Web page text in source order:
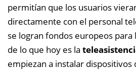
permitían que los usuarios
directamente con el personal
se logran fondos europeos para
de lo que hoy es la
empiezan a instalar dispositivos